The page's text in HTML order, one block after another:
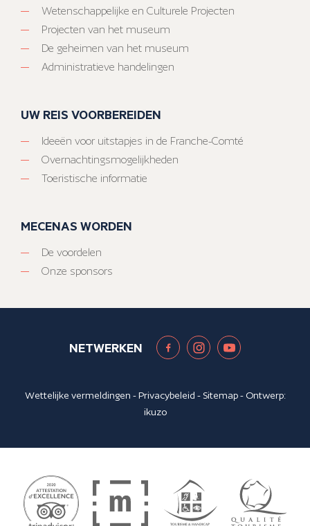
Wetenschappelijke en Culturele Projecten
Projecten van het museum
De geheimen van het museum
Administratieve handelingen
UW REIS VOORBEREIDEN
Ideeën voor uitstapjes in de Franche-Comté
Overnachtingsmogelijkheden
Toeristische informatie
MECENAS WORDEN
De voordelen
Onze sponsors
NETWERKEN
Wettelijke vermeldingen -Privacybeleid - Sitemap- Ontwerp:
ikuzo